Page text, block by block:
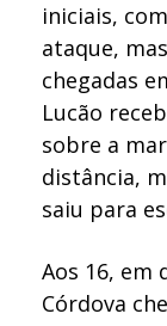
iniciais,
ataque,
chegadas
Lucão
sobre a
distância,
saiu para
Aos 16, em
Córdova